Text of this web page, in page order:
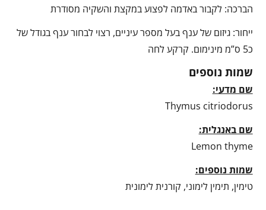
הברכה: לקבור באדמה לפצוע במקצת והשקיה מסודרת
ייחור: גיזום של ענף בעל מספר עיניים, רצוי לבחור ענף בגודל של
כ5 ס”מ מינימום. קרקע לחה
שמות נוספים
שם מדעי:
Thymus citriodorus
שם באנגלית:
Lemon thyme
שמות נוספים:
טימין, תימין לימוני, קורנית לימונית